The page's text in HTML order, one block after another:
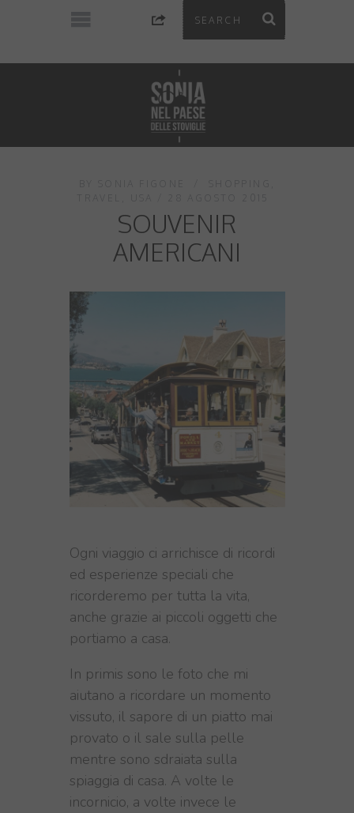
SOUVENIR
AMERICANI
Ogni viaggio ci arrichisce di ricordi
ed esperienze speciali che
ricorderemo per tutta la vita,
anche grazie ai piccoli oggetti che
portiamo a casa.
In primis sono le foto che mi
aiutano a ricordare un momento
vissuto, il sapore di un piatto mai
provato o il sale sulla pelle
mentre sono sdraiata sulla
spiaggia di casa. A volte le
incornicio, a volte invece le